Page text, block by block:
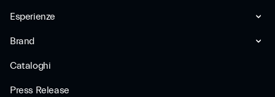
Esperienze
Brand
Cataloghi
Press Release